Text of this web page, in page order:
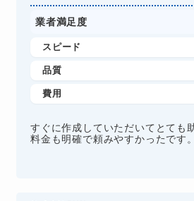
業者満足度
スピード
品質
費用
すぐに作成していただいてとても
料金も明確で頼みやすかったです。